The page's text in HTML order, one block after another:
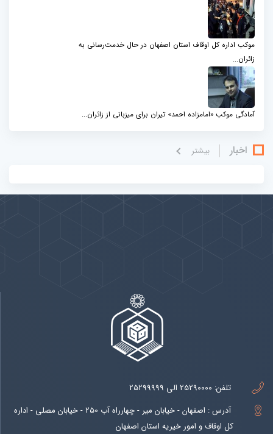
موکب اداره کل اوقاف استان اصفهان در حال خدمت‌رسانی به
زائران...
آمادگی موکب «امامزاده احمد» تیران برای میزبانی از زائران...
اخبار بيشتر
تلفن: 25290000 الی 25299999
آدرس : اصفهان - خیابان میر - چهارراه آب 250 - خیابان مصلی - اداره
کل اوقاف و امور خیریه استان اصفهان